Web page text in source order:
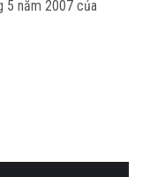
5 năm 2007 của